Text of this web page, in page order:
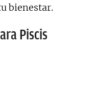
bienestar.
Piscis